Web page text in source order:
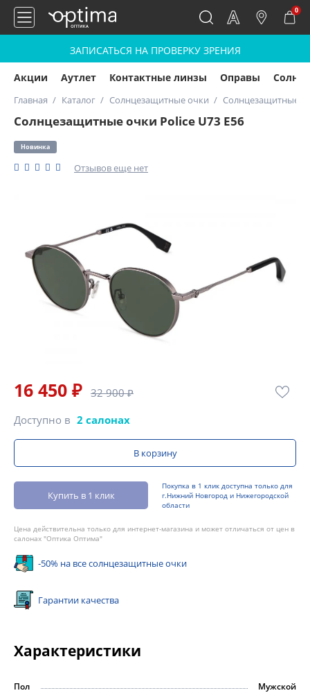
0
ЗАПИСАТЬСЯ НА ПРОВЕРКУ ЗРЕНИЯ
Акции Аутлет Контактные линзы Оправы
Главная Каталог Солнцезащитные очки Солнцезащитные
Солнцезащитные очки Police U73 E56
Новинка
Отзывов еще нет
16 450 ₽ 32 900 ₽
Доступно в 2 салонах
В корзину
Купить в 1 клик
Покупка в 1 клик доступна только для
г.Нижний Новгород и Нижегородской
области
Цена действительна только для интернет-магазина и может отличаться от цен в
салонах "Оптика Оптима"
-50% на все солнцезащитные очки
Гарантии качества
Характеристики
Пол
Мужской